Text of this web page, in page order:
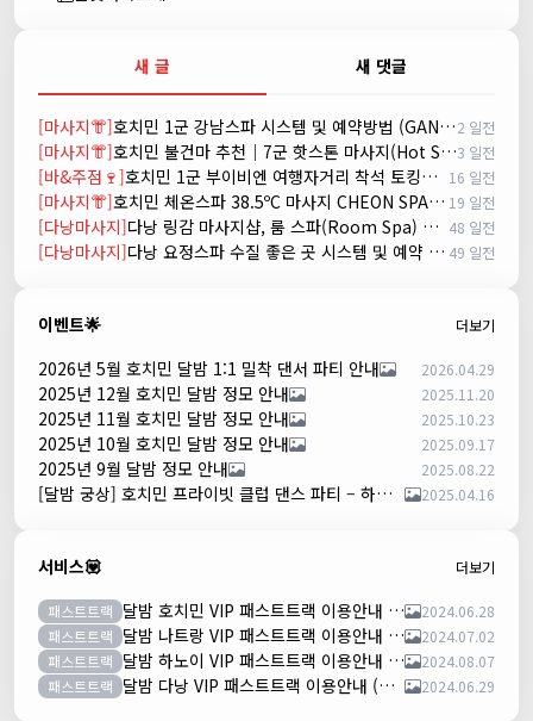
새 글 새 댓글
[마사지👘] 호치민 1군 강남스파 시스템 및 예약방법 (GANGNAM SPA)2 일전
[마사지👘] 호치민 불건마 추천｜7군 핫스톤 마사지(Hot Stone massage)3 일전
[바&주점🍷] 호치민 1군 부이비엔 여행자거리 착석 토킹바 놀이터 (NORITER LOUNGE) 16 일전
[마사지👘] 호치민 체온스파 38.5ºC 마사지 CHEON SPA Massage 19 일전
[다낭마사지] 다낭 링감 마사지샵, 룸 스파(Room Spa) 예약 48 일전
[다낭마사지] 다낭 요정스파 수질 좋은 곳 시스템 및 예약 방법 49 일전
이벤트🌟 더보기
2026년 5월 호치민 달밤 1:1 밀착 댄서 파티 안내 2026.04.29
2025년 12월 호치민 달밤 정모 안내 2025.11.20
2025년 11월 호치민 달밤 정모 안내 2025.10.23
2025년 10월 호치민 달밤 정모 안내 2025.09.17
2025년 9월 달밤 정모 안내 2025.08.22
[달밤 궁상] 호치민 프라이빗 클럽 댄스 파티 – 하루 한 팀만! 2025.04.16
서비스💟 더보기
패스트트랙 달밤 호치민 VIP 패스트트랙 이용안내 (떤션넛공항)
2024.06.28
패스트트랙
달밤 나트랑 VIP 패스트트랙 이용안내 (깜란공항)
2024.07.02
패스트트랙
달밤 하노이 VIP 패스트트랙 이용안내 (노이바이공항)
2024.08.07
패스트트랙
달밤 다낭 VIP 패스트트랙 이용안내 (다낭국제공항) 2024.06.29